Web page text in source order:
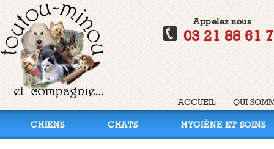
Appelez nous
03 21 88 61
ACCUEIL QUI
CHIENS CHATS HYGIÈNE ET SOINS